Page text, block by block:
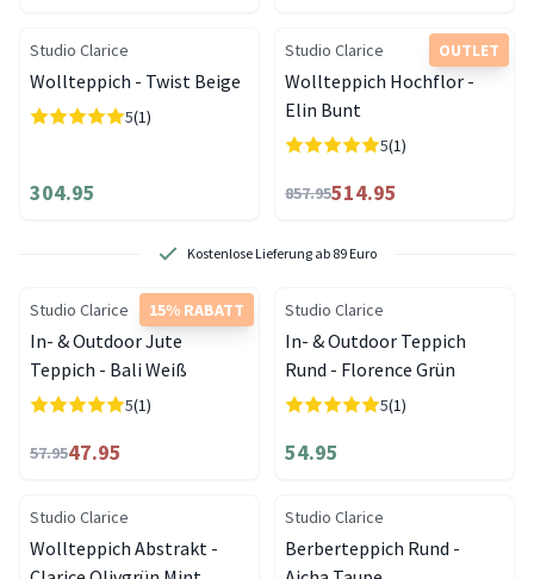
Studio Clarice
Wollteppich - Twist Beige
5(1)
304.95
OUTLET
Studio Clarice
Wollteppich Hochflor -
Elin Bunt
5(1)
857.95514.95
15% RABATT
Studio Clarice
In- & Outdoor Jute
Teppich - Bali Weiß
5(1)
57.9547.95
Studio Clarice
In- & Outdoor Teppich
Rund - Florence Grün
5(1)
54.95
Studio Clarice
Wollteppich Abstrakt -
Studio Clarice
Berberteppich Rund -